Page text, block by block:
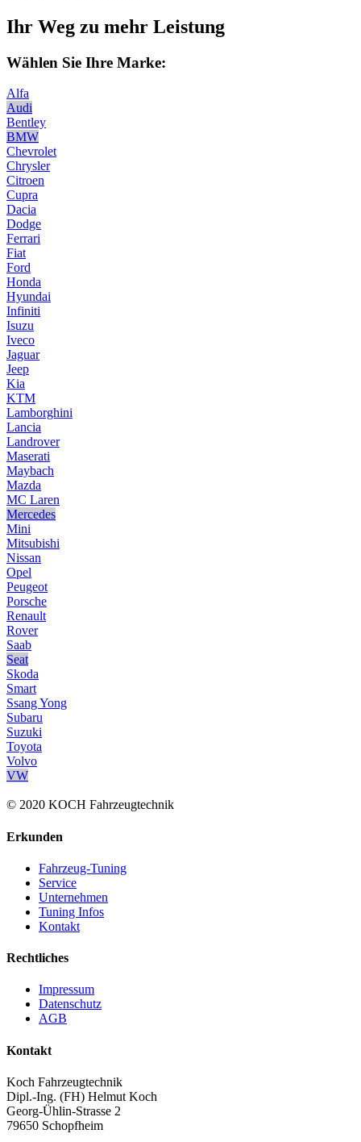
Ihr Weg zu mehr Leistung
Wählen Sie Ihre Marke:
Alfa
Audi
Bentley
BMW
Chevrolet
Chrysler
Citroen
Cupra
Dacia
Dodge
Ferrari
Fiat
Ford
Honda
Hyundai
Infiniti
Isuzu
Iveco
Jaguar
Jeep
Kia
KTM
Lamborghini
Lancia
Landrover
Maserati
Maybach
Mazda
MC Laren
Mercedes
Mini
Mitsubishi
Nissan
Opel
Peugeot
Porsche
Renault
Rover
Saab
Seat
Skoda
Smart
Ssang Yong
Subaru
Suzuki
Toyota
Volvo
VW
© 2020 KOCH Fahrzeugtechnik
Erkunden
Fahrzeug-Tuning
Service
Unternehmen
Tuning Infos
Kontakt
Rechtliches
Impressum
Datenschutz
AGB
Kontakt
Koch Fahrzeugtechnik
Dipl.-Ing. (FH) Helmut Koch
Georg-Ühlin-Strasse 2
79650 Schopfheim